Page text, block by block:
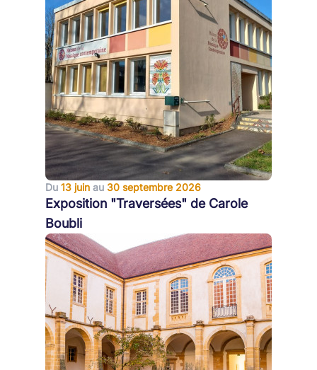
Du 13 juin au 30 septembre 2026
Exposition "Traversées" de Carole
Boubli